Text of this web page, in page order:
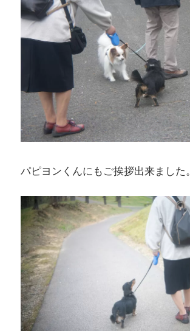
パピヨンくんにもご挨拶出来ました。